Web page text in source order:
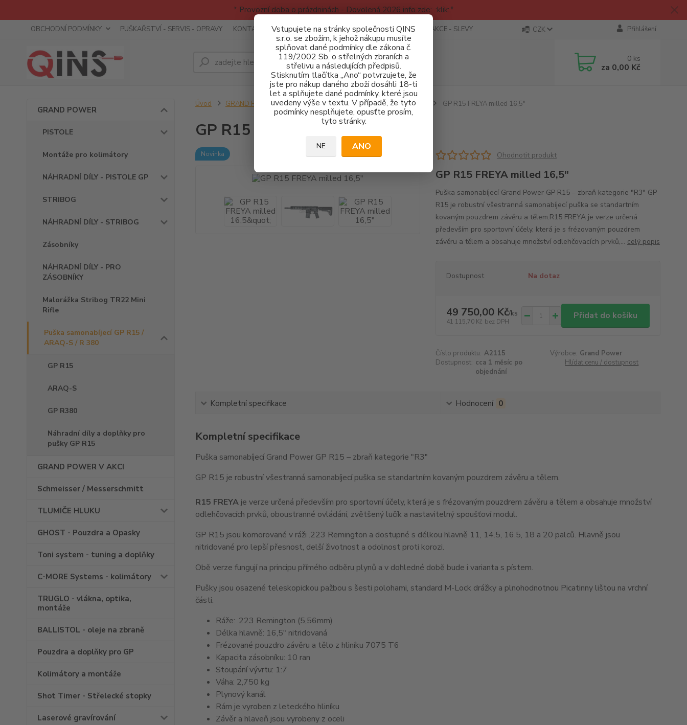
* Provozní doba o prázdninách - Dovolená 2026 info zde: .:klik:.*
Vstupujete na stránky společnosti QINS
s.r.o. se zbožím, k jehož nákupu musíte
splňovat dané podmínky dle zákona č.
119/2002 Sb. o střelných zbraních a
střelivu a následujících předpisů.
Stisknutím tlačítka „Ano“ potvrzujete, že
jste pro nákup daného zboží dosáhli 18-ti
let a splňujete dané podmínky, které jsou
uvedeny výše v textu. V případě, že tyto
podmínky nesplňujete, opusťte prosím,
tyto stránky.
NE ANO
OBCHODNÍ PODMÍNKY PUŠKAŘSTVÍ - SERVIS - OPRAVY KONTAKTY RECENZE - INFO SPORTOVNÍ AKCE AKCE - SLEVY CZK Přihlášení
Hledat 0 ks
za 0,00 Kč
GRAND POWER
PISTOLE
Montáže pro kolimátory
NÁHRADNÍ DÍLY - PISTOLE GP
STRIBOG
NÁHRADNÍ DÍLY - STRIBOG
Zásobníky
NÁHRADNÍ DÍLY - PRO
ZÁSOBNÍKY
Malorážka Stribog TR22 Mini
Rifle
Puška samonabíjecí GP R15 /
ARAQ-S / R 380
GP R15
ARAQ-S
GP R380
Náhradní díly a doplňky pro
pušky GP R15
GRAND POWER V AKCI
Schmeisser / Messerschmitt
TLUMIČE HLUKU
GHOST - Pouzdra a Opasky
Toni system - tuning a doplňky
C-MORE Systems - kolimátory
TRUGLO - vlákna, optika,
montáže
BALLISTOL - oleje na zbraně
Pouzdra a doplňky pro GP
Kolimátory a montáže
Shot Timer - Střelecké stopky
Laserové gravírování
Úvod GRAND POWER Puška samonabíjecí GP R15 / ARAQ-S / R 380 GP R15 FREYA milled 16,5"
GP R15 FREYA milled 16,5"
Novinka Ohodnotit produkt
GP R15 FREYA milled 16,5"
Puška samonabíjecí Grand Power GP R15 – zbraň kategorie "R3" GP
R15 je robustní všestranná samonabíjecí puška se standartním
kovaným pouzdrem závěru a tělem.R15 FREYA je verze určená
především pro sportovní účely, která je s frézovaným pouzdrem
závěru a tělem a obsahuje množství odlehčovacích prvků,... celý popis
Dostupnost Na dotaz
49 750,00 Kč/ks
41 115,70 Kč bez DPH
Přidat do košíku
Číslo produktu: A2115 Výrobce: Grand Power
Dostupnost: cca 1 měsíc po
objednání
Hlídat cenu / dostupnost
Kompletní specifikace Hodnocení 0
Kompletní specifikace
Puška samonabíjecí Grand Power GP R15 – zbraň kategorie "R3"
GP R15 je robustní všestranná samonabíjecí puška se standartním kovaným pouzdrem závěru a tělem.
R15 FREYAje verze určená především pro sportovní účely, která je s frézovaným pouzdrem závěru a tělem a obsahuje množství
odlehčovacích prvků, oboustranné ovládání, zvětšený lučík a nastavitelný spoušťoví modul.
GP R15 jsou komorované v ráži .223 Remington a dostupné s délkou hlavně 11, 14.5, 16.5, 18 a 20 palců. Hlavně jsou
nitridované pro lepší přesnost, delší životnost a odolnost proti korozi.
Obě verze fungují na principu přímého odběru plynů a v dohledné době bude i varianta s pístem.
Pušky jsou osazené teleskopickou pažbou s šesti polohami, standard M-Lock drážky a plnohodnotnou Picatinny lištou na vrchní
části.
Ráže: .223 Remington (5,56mm)
Délka hlavně: 16,5" nitridovaná
Frézované pouzdro závěru a tělo z hliníku 7075 T6
Kapacita zásobníku: 10 ran
Stoupání vývrtu: 1:7
Váha: 2,750 kg
Plynový kanál
Rám je vyroben z leteckého hliníku
Závěr a hlaveň jsou vyrobeny z oceli